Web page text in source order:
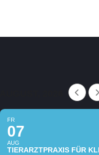
FR
07
AUG
TIERARZTPRAXIS FÜR